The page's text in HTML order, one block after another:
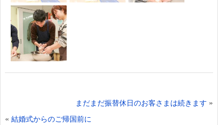
稿
まだまだ振替休日のお客さまは続きます »
« 結婚式からのご帰国前に